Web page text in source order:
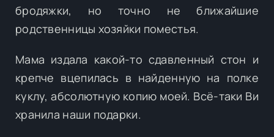
бродяжки, но точно не ближайшие
родственницы хозяйки поместья.
Мама издала какой-то сдавленный стон и
крепче вцепилась в найденную на полке
куклу, абсолютную копию моей. Всё-таки Ви
хранила наши подарки.